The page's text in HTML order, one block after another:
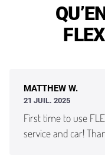
MATTHEW W.
21 JUIL. 2025
First time to use
service and car!